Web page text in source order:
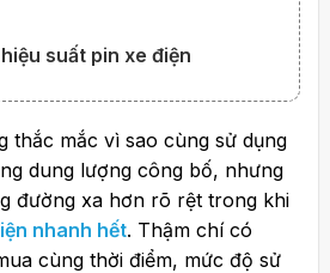
suất pin xe điện
thắc mắc vì sao cùng sử dụng
dung lượng công bố, nhưng
đường xa hơn rõ rệt trong khi
nhanh hết. Thậm chí có
cùng thời điểm, mức độ sử